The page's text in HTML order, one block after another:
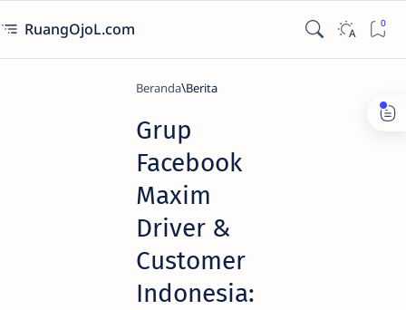
RuangOjoL.com
Beranda Berita
Grup
Facebook
Maxim
Driver &
Customer
Indonesia: